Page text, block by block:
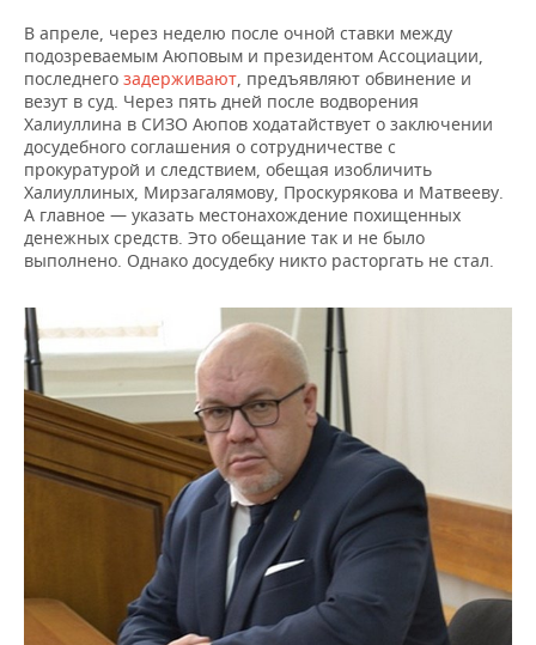
В апреле, через неделю после очной ставки между
подозреваемым Аюповым и президентом Ассоциации,
последнего задерживают, предъявляют обвинение и
везут в суд. Через пять дней после водворения
Халиуллина в СИЗО Аюпов ходатайствует о заключении
досудебного соглашения о сотрудничестве с
прокуратурой и следствием, обещая изобличить
Халиуллиных, Мирзагалямову, Проскурякова и Матвееву.
А главное — указать местонахождение похищенных
денежных средств. Это обещание так и не было
выполнено. Однако досудебку никто расторгать не стал.